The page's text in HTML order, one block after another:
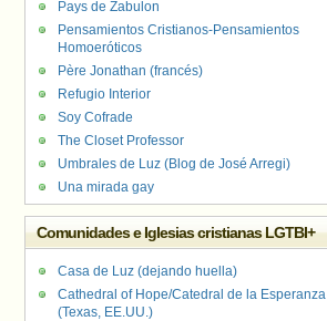
Pays de Zabulon
Pensamientos Cristianos-Pensamientos
Homoeróticos
Père Jonathan (francés)
Refugio Interior
Soy Cofrade
The Closet Professor
Umbrales de Luz (Blog de José Arregi)
Una mirada gay
Comunidades e Iglesias cristianas LGTBI+
Casa de Luz (dejando huella)
Cathedral of Hope/Catedral de la Esperanza
(Texas, EE.UU.)